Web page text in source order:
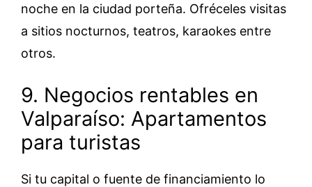
noche en la ciudad porteña. Ofréceles visitas
a sitios nocturnos, teatros, karaokes entre
otros.
9. Negocios rentables en
Valparaíso: Apartamentos
para turistas
Si tu capital o fuente de financiamiento lo